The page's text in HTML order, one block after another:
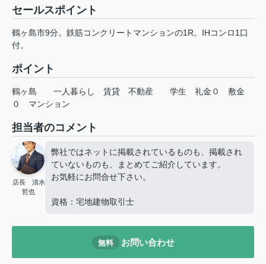
セールスポイント
鶴ヶ島市9分。鉄筋コンクリートマンションの1R。IHコンロ1口
付。
ポイント
鶴ヶ島 一人暮らし 賃貸 不動産 学生 礼金０
敷金
０
マンション
担当者のコメント
店長 清水
哲也
弊社ではネットに掲載されているものも、掲載され
ていないものも、まとめてご紹介しています。
お気軽にお問合せ下さい。
資格：宅地建物取引士
無料 お問い合わせ